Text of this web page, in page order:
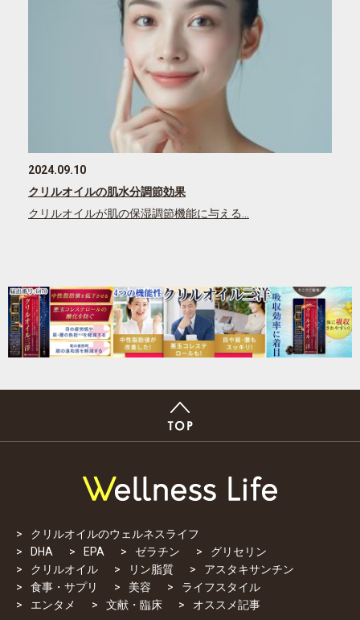
2024.09.10
クリルオイルの肌水分調節効果
クリルオイルが肌の保湿調節機能に与える…
クリルオイルのウェルネスライフ
DHA
EPA ゼラチン
グリセリン
クリルオイル
リン脂質
アスタキサンチン
食事・サプリ
美容
ライフスタイル
エンタメ
文献・臨床 オススメ記事